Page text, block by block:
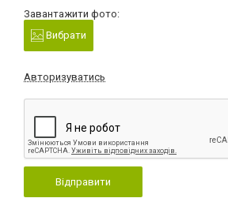
Завантажити фото:
Вибрати
Авторизуватись
Відправити